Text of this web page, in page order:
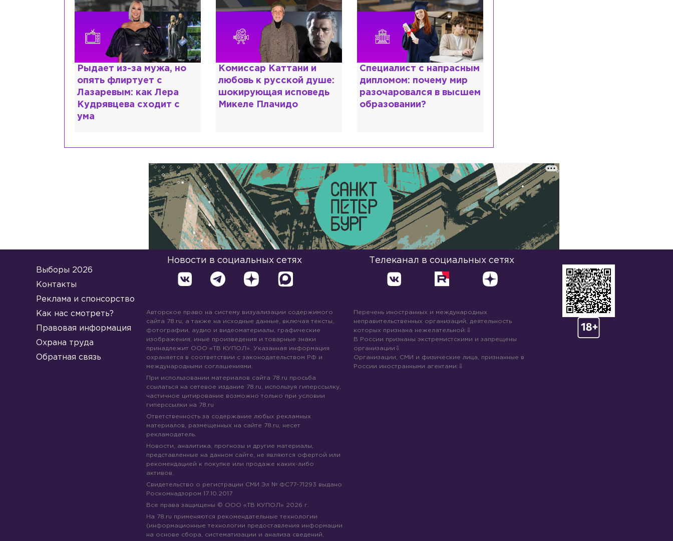
Рыдает из-за мужа, но
опять флиртует с
Лазаревым: как Лера
Кудрявцева сходит с
ума
Комиссар Каттани и
любовь к русской душе:
шокирующая исповедь
Микеле Плачидо
Специалист с напрасным
дипломом: почему мир
разочаровался в высшем
образовании?
Выборы 2026
Контакты
Реклама и спонсорство
Как нас смотреть?
Правовая информация
Охрана труда
Обратная связь
Новости в социальных сетях Телеканал в социальных сетях
Авторское право на систему визуализации содержимого
сайта 78.ru, а также на исходные данные, включая тексты,
фотографии, аудио и видеоматериалы, графические
изображения, иные произведения и товарные знаки
принадлежит ООО «ТВ КУПОЛ». Указанная информация
охраняется в соответствии с законодательством РФ и
международными соглашениями.
При использовании материалов сайта 78.ru просьба
ссылаться на сетевое издание 78.ru, используя гиперссылку,
частичное цитирование возможно только при условии
гиперссылки на 78.ru
Ответственность за содержание любых рекламных
материалов, размещенных на сайте 78.ru, несет
рекламодатель.
Новости, аналитика, прогнозы и другие материалы,
представленные на данном сайте, не являются офертой или
рекомендацией к покупке или продаже каких-либо
активов.
Свидетельство о регистрации СМИ Эл № ФС77-71293 выдано
Роскомнадзором 17.10.2017
Все права защищены © ООО «ТВ КУПОЛ» 2026 г.
На 78.ru применяются рекомендательные технологии
(информационные технологии предоставления информации
на основе сбора, систематизации и анализа сведений,
Перечень иностранных и международных
неправительственных организаций, деятельность
которых признана нежелательной:
В России признаны экстремистскими и запрещены
организации
Организации, СМИ и физические лица, признанные в
России иностранными агентами: